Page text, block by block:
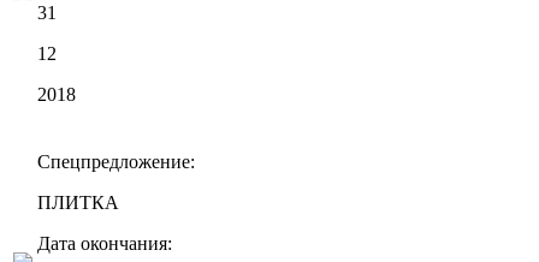
31
12
2018
Спецпредложение:
ПЛИТКА
Дата окончания: